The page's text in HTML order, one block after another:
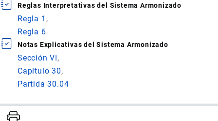
Reglas Interpretativas del Sistema Armonizado
Regla 1
Regla 6
Notas Explicativas del Sistema Armonizado
Sección VI
Capítulo 30
Partida 30.04